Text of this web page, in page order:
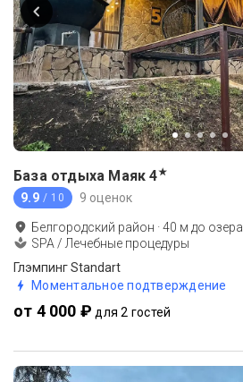
База отдыха Маяк 4★
9.9 / 10 9 оценок
Белгородский район ·40 м до озера
SPA / Лечебные процедуры
Глэмпинг Standart
Моментальное подтверждение
от 4 000 ₽ для 2 гостей